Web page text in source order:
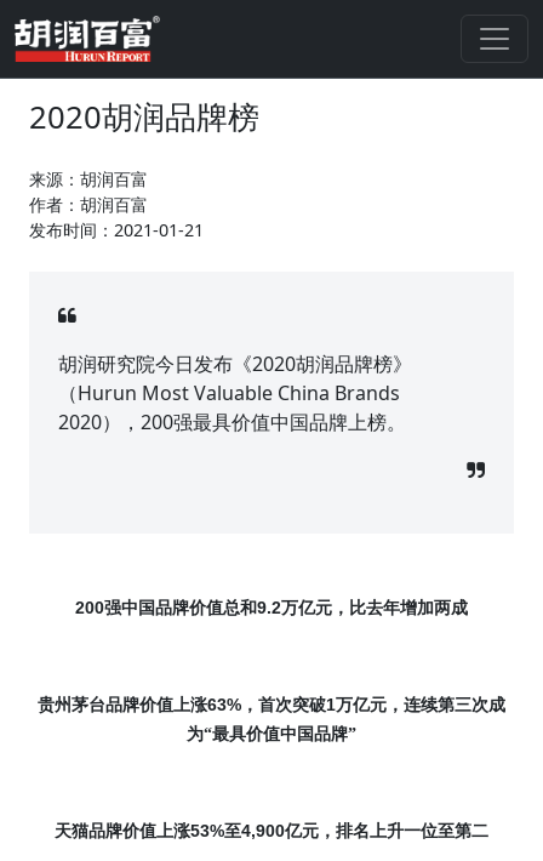
2020胡润品牌榜
来源：胡润百富
作者：胡润百富
发布时间：2021-01-21
胡润研究院今日发布《2020胡润品牌榜》
（Hurun Most Valuable China Brands
2020），200强最具价值中国品牌上榜。
200强中国品牌价值总和9.2万亿元，比去年增加两成
贵州茅台品牌价值上涨63% ，首次突破1万亿元，连续第三次成
为“最具价值中国品牌”
天猫品牌价值上涨53%至4,900亿元，排名上升一位至第二